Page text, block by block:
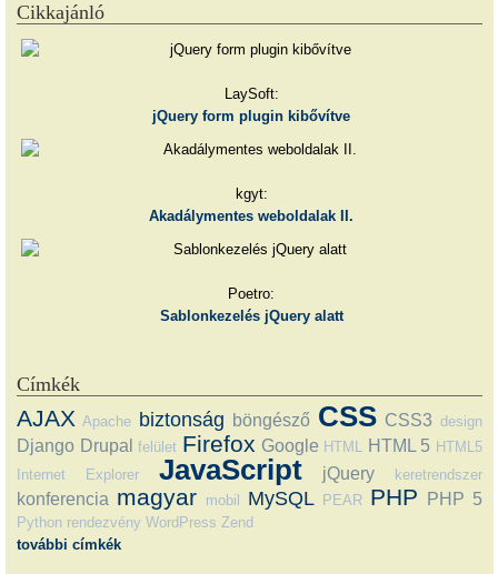
Cikkajánló
LaySoft:
jQuery form plugin kibővítve
kgyt:
Akadálymentes weboldalak II.
Poetro:
Sablonkezelés jQuery alatt
Címkék
AJAX Apache biztonság böngésző CSS CSS3 design
Django Drupal felület Firefox Google HTML HTML 5 HTML5
Internet Explorer
JavaScript jQuery keretrendszer
konferencia magyar mobil MySQL PEAR PHP PHP 5
Python rendezvény WordPress Zend
további címkék